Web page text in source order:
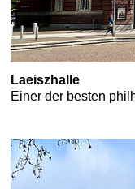
Laeiszhalle
Einer der besten